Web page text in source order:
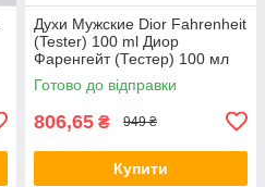
Духи Мужские Dior Fahrenheit
(Tester) 100 ml Диор
Фаренгейт (Тестер) 100 мл
all К
Готово до відправки
806,65 ₴ 949 ₴
Купити